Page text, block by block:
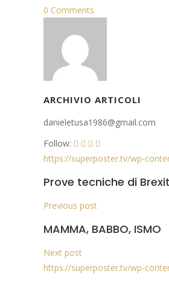
0 Comments
ARCHIVIO ARTICOLI
danieletusa1986@gmail.com
Follow:
https://superposter.tv/wp-
Prove tecniche di
Previous post
MAMMA, BABBO, ISMO
Next post
https://superposter.tv/wp-